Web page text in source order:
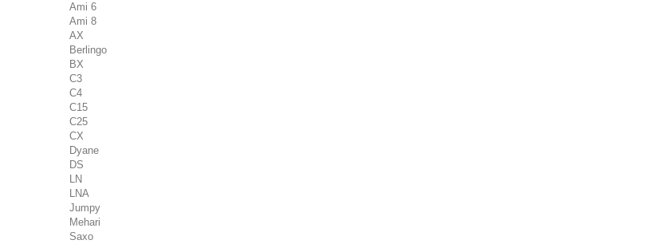
Ami 6
Ami 8
AX
Berlingo
BX
C3
C4
C15
C25
CX
Dyane
DS
LN
LNA
Jumpy
Mehari
Saxo